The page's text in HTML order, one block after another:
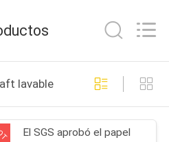
de
478
lavable
El SGS aprobó el papel